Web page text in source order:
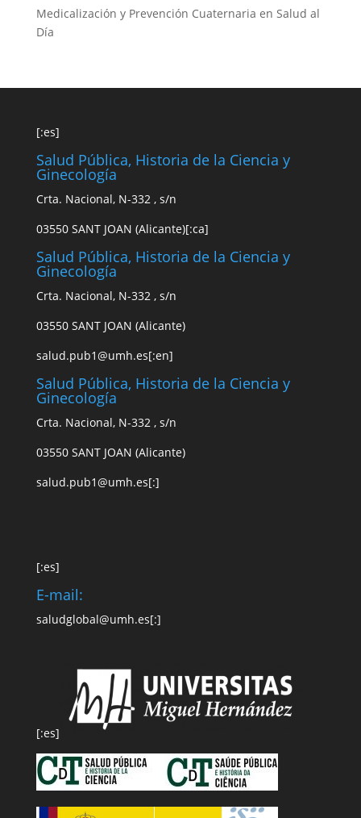
Medicalización y Prevención Cuaternaria en Salud al
Día
[:es]
Salud Pública, Historia de la Ciencia y
Ginecología
Crta. Nacional, N-332 , s/n
03550 SANT JOAN (Alicante)[:ca]
Salud Pública, Historia de la Ciencia y
Ginecología
Crta. Nacional, N-332 , s/n
03550 SANT JOAN (Alicante)
salud.pub1@umh.es[:en]
Salud Pública, Historia de la Ciencia y
Ginecología
Crta. Nacional, N-332 , s/n
03550 SANT JOAN (Alicante)
salud.pub1@umh.es[:]
[:es]
E-mail:
saludglobal@umh.es[:]
[:es]